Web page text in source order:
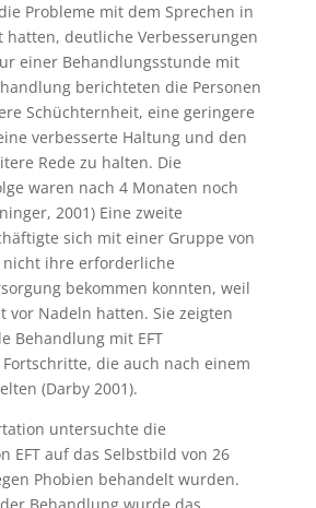
Probleme mit dem Sprechen in
deutliche Verbesserungen
einer Behandlungsstunde mit
berichteten die Personen
Schüchternheit, eine geringere
verbesserte Haltung und den
Rede zu halten. Die
waren nach 4 Monaten noch
2001) Eine zweite
sich mit einer Gruppe von
nicht ihre erforderliche
bekommen konnten, weil
vor Nadeln hatten. Sie zeigten
Behandlung mit EFT
die auch nach einem
(Darby 2001).
untersuchte die
EFT auf das Selbstbild von 26
Phobien behandelt wurden.